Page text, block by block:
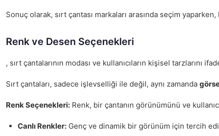
Sonuç olarak, sırt çantası markaları arasında seçim
Renk ve Desen Seçenekleri
, sırt çantalarının modası ve kullanıcıların kişisel
Sırt çantaları, sadece işlevselliği ile değil, aynı zamanda
Renk Seçenekleri: Renk, bir çantanın görünümünü ve
Canlı Renkler: Genç ve dinamik bir görünüm için tercih